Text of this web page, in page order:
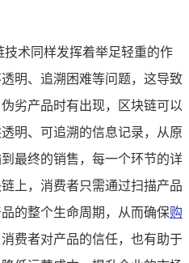
术同样发挥着举足轻重的作
明、追溯困难等问题，这导致
劣产品时有出现，区块链可以
明、可追溯的信息记录，从原
最终的销售，每一个环节的详
上，消费者只需通过扫描产品
的整个生命周期，从而确保购
费者对产品的信任，也有助于